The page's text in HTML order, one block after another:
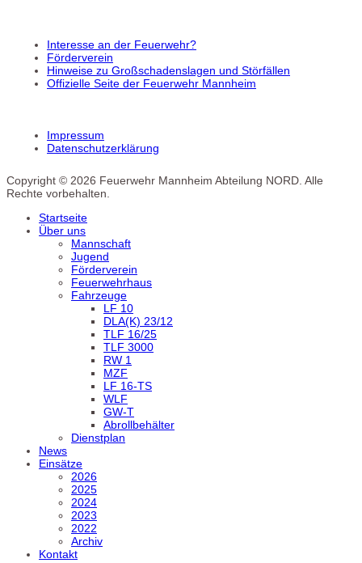
Interesse an der Feuerwehr?
Förderverein
Hinweise zu Großschadenslagen und Störfällen
Offizielle Seite der Feuerwehr Mannheim
Impressum
Datenschutzerklärung
Copyright © 2026 Feuerwehr Mannheim Abteilung NORD. Alle
Rechte vorbehalten.
Startseite
Über uns
Mannschaft
Jugend
Förderverein
Feuerwehrhaus
Fahrzeuge
LF 10
DLA(K) 23/12
TLF 16/25
TLF 3000
RW 1
MZF
LF 16-TS
WLF
GW-T
Abrollbehälter
Dienstplan
News
Einsätze
2026
2025
2024
2023
2022
Archiv
Kontakt